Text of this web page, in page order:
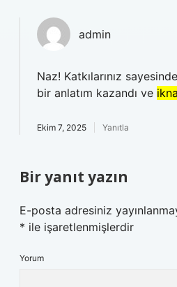
admin
Naz! Katkılarınız
bir anlatım kazandı ve
Ekim 7, 2025 Yanıtla
Bir yanıt yazın
E-posta adresiniz
* ile işaretlenmişlerdir
Yorum